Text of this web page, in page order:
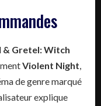
& Gretel: Witch
Violent Night
de genre marqué
explique